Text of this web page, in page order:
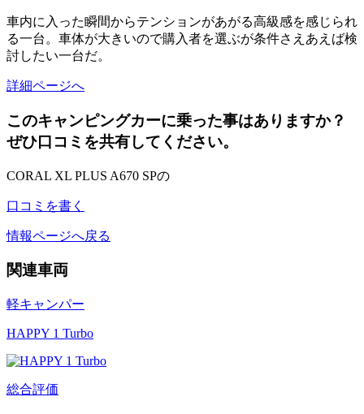
車内に入った瞬間からテンションがあがる高級感を感じられ
る一台。車体が大きいので購入者を選ぶが条件さえあえば検
討したい一台だ。
詳細ページへ
このキャンピングカーに乗った事はありますか？
ぜひ口コミを共有してください。
CORAL XL PLUS A670 SPの
口コミを書く
情報ページへ戻る
関連車両
軽キャンパー
HAPPY 1 Turbo
総合評価